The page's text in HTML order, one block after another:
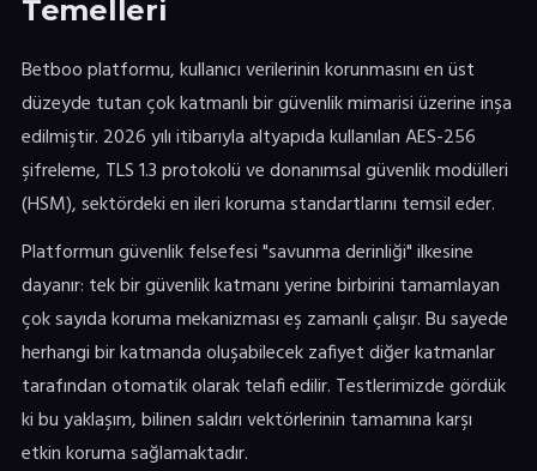
Temelleri
Betboo platformu, kullanıcı verilerinin korunmasını en üst
düzeyde tutan çok katmanlı bir güvenlik mimarisi üzerine inşa
edilmiştir. 2026 yılı itibarıyla altyapıda kullanılan AES-256
şifreleme, TLS 1.3 protokolü ve donanımsal güvenlik modülleri
(HSM), sektördeki en ileri koruma standartlarını temsil eder.
Platformun güvenlik felsefesi "savunma derinliği" ilkesine
dayanır: tek bir güvenlik katmanı yerine birbirini tamamlayan
çok sayıda koruma mekanizması eş zamanlı çalışır. Bu sayede
herhangi bir katmanda oluşabilecek zafiyet diğer katmanlar
tarafından otomatik olarak telafi edilir. Testlerimizde gördük
ki bu yaklaşım, bilinen saldırı vektörlerinin tamamına karşı
etkin koruma sağlamaktadır.